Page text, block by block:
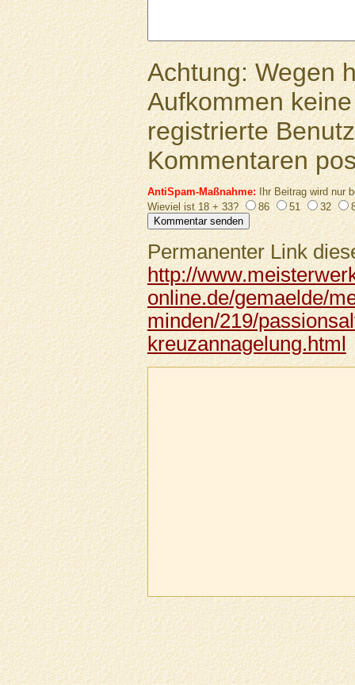
Achtung: Wegen
Aufkommen
registrierte
Kommentaren
AntiSpam-Maßnahme:Ihr Beitrag wird nur
Wieviel ist 18 + 33?
86 51 32
Permanenter Link
http://
online.de/gemaelde/
minden/219/
kreuzannagelung.html